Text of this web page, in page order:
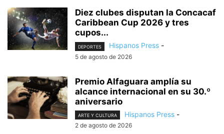
Diez clubes disputan la Concacaf
Caribbean Cup 2026 y tres
cupos...
DEPORTES Hispanos Press -
5 de agosto de 2026
Premio Alfaguara amplía su
alcance internacional en su 30.º
aniversario
ARTE Y CULTURA Hispanos Press -
2 de agosto de 2026